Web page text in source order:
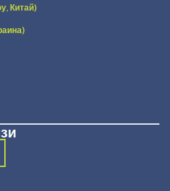
Китай)